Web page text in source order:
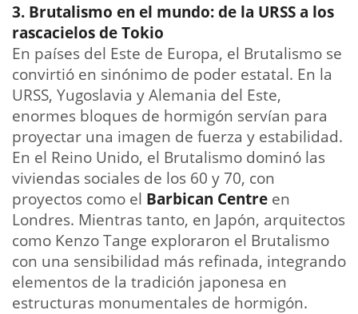
3. Brutalismo en el mundo: de la URSS a los
rascacielos de Tokio
En países del Este de Europa, el Brutalismo se
convirtió en sinónimo de poder estatal. En la
URSS, Yugoslavia y Alemania del Este,
enormes bloques de hormigón servían para
proyectar una imagen de fuerza y estabilidad.
En el Reino Unido, el Brutalismo dominó las
viviendas sociales de los 60 y 70, con
proyectos como el Barbican Centre en
Londres. Mientras tanto, en Japón, arquitectos
como Kenzo Tange exploraron el Brutalismo
con una sensibilidad más refinada, integrando
elementos de la tradición japonesa en
estructuras monumentales de hormigón.